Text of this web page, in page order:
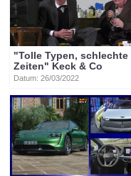
"Tolle Typen, schlechte
Zeiten" Keck & Co
Datum: 26/03/2022